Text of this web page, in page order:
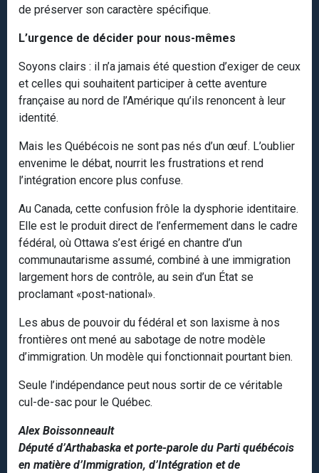
de préserver son caractère spécifique.
L’urgence de décider pour nous-mêmes
Soyons clairs : il n’a jamais été question d’exiger de ceux
et celles qui souhaitent participer à cette aventure
française au nord de l’Amérique qu’ils renoncent à leur
identité.
Mais les Québécois ne sont pas nés d’un œuf. L’oublier
envenime le débat, nourrit les frustrations et rend
l’intégration encore plus confuse.
Au Canada, cette confusion frôle la dysphorie identitaire.
Elle est le produit direct de l’enfermement dans le cadre
fédéral, où Ottawa s’est érigé en chantre d’un
communautarisme assumé, combiné à une immigration
largement hors de contrôle, au sein d’un État se
proclamant «post-national».
Les abus de pouvoir du fédéral et son laxisme à nos
frontières ont mené au sabotage de notre modèle
d’immigration. Un modèle qui fonctionnait pourtant bien.
Seule l’indépendance peut nous sortir de ce véritable
cul-de-sac pour le Québec.
Alex Boissonneault
Député d’Arthabaska et porte-parole du Parti québécois
en matière d’Immigration, d’Intégration et de